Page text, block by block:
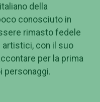
della
conosciuto in
rimasto fedele
artistici, con il suo
per la prima
personaggi.